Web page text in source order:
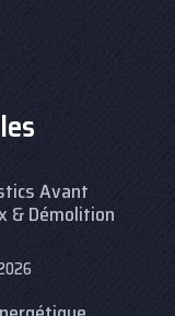
Avant
& Démolition